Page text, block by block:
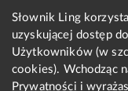
SŁOWNIK POLSKO-
SŁOWNIK POLSKO-
SŁOWNIK POLSKO-
SŁOWNIK
SŁOWNIK
Słownik Ling
uzyskującej dostęp
Użytkowników (w
cookies). Wchodząc
Prywatności i